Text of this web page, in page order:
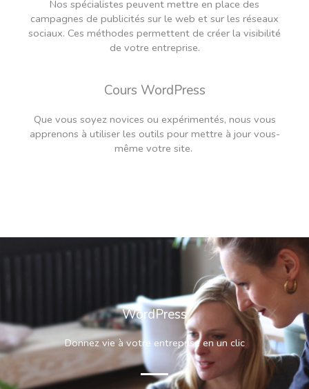
Nos spécialistes peuvent mettre en place des
campagnes de publicités sur le web et sur les réseaux
sociaux. Ces méthodes permettent de créer la visibilité
de votre entreprise.
Cours WordPress
Que vous soyez novices ou expérimentés, nous vous
apprenons à utiliser les outils pour mettre à jour vous-
même votre site.
WordPress
Donnez vie à votre entreprise en un clic